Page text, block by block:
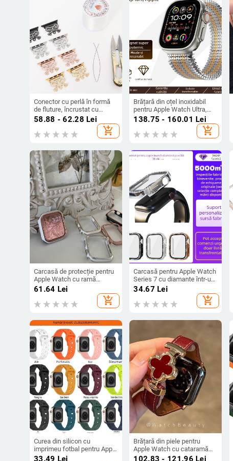
Conector cu perlă în formă
de fluture, încrustat cu
diamante, pentru Apple
Watch 109876 curea DIY
58.88 - 62.28 Lei
add_shopping_cart
Brățară din oțel inoxidabil
pentru Apple Watch Ultra,
lanț metalic cu închidere
138.75 - 160.01 Lei
add_shopping_cart
Carcasă de protecție pentru
Apple Watch cu ramă
electroplacată în două
61.64 Lei
add_shopping_cart
Carcasă pentru Apple Watch
Series 7 cu diamante într-un
singur rând și folie de
protecție PC temperată
34.67 Lei
add_shopping_cart
Curea din silicon cu
imprimeu fotbal pentru Apple
Watch Ultra și seria
33.49 Lei
Brățară din piele pentru
Apple Watch cu cataramă
magnetică, design cu patru
102.83 - 121.96 Lei